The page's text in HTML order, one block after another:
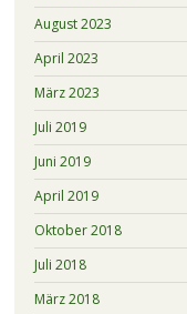
August 2023
April 2023
März 2023
Juli 2019
Juni 2019
April 2019
Oktober 2018
Juli 2018
März 2018